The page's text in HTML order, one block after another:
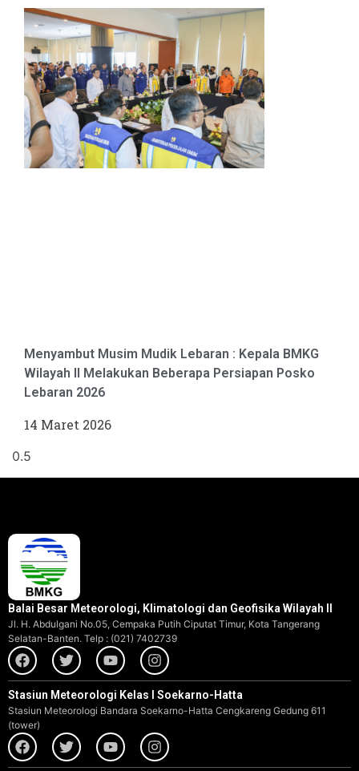
Menyambut Musim Mudik Lebaran : Kepala BMKG
Wilayah II Melakukan Beberapa Persiapan Posko
Lebaran 2026
14 Maret 2026
Balai Besar Meteorologi, Klimatologi dan Geofisika Wilayah II
Jl. H. Abdulgani No.05, Cempaka Putih Ciputat Timur, Kota Tangerang
Selatan-Banten. Telp : (021) 7402739
Stasiun Meteorologi Kelas I Soekarno-Hatta
Stasiun Meteorologi Bandara Soekarno-Hatta Cengkareng Gedung 611
(tower)